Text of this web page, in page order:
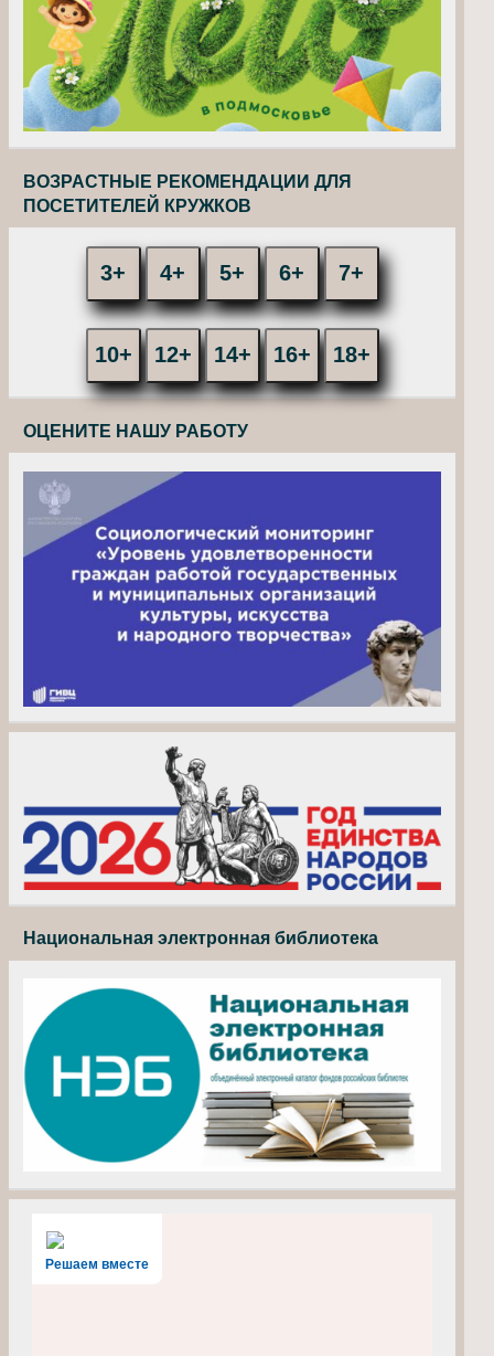
ВОЗРАСТНЫЕ РЕКОМЕНДАЦИИ ДЛЯ
ПОСЕТИТЕЛЕЙ КРУЖКОВ
3+ 4+ 5+ 6+ 7+
10+ 12+ 14+ 16+ 18+
ОЦЕНИТЕ НАШУ РАБОТУ
Национальная электронная библиотека
Решаем вместе